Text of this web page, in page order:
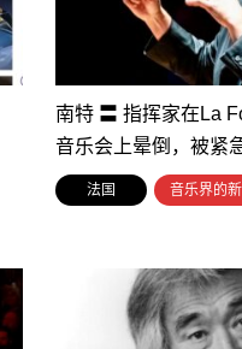
南特 〓 指挥家在La
音乐会上晕倒，被紧
法国 音乐界的